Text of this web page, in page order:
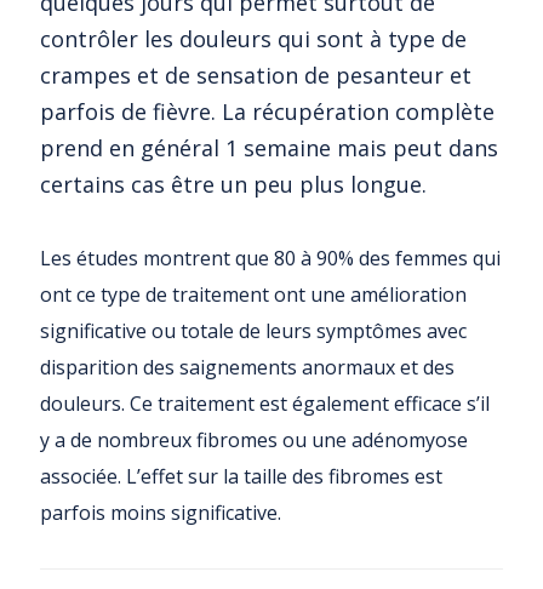
contrôler les douleurs qui sont à type de
crampes et de sensation de pesanteur et
parfois de fièvre. La récupération complète
prend en général 1 semaine mais peut dans
certains cas être un peu plus longue.
Les études montrent que 80 à 90% des femmes qui
ont ce type de traitement ont une amélioration
significative ou totale de leurs symptômes avec
disparition des saignements anormaux et des
douleurs. Ce traitement est également efficace s’il
y a de nombreux fibromes ou une adénomyose
associée. L’effet sur la taille des fibromes est
parfois moins significative.